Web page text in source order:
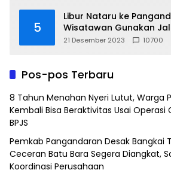
5
Libur Nataru ke
Wisatawan Gunakan
21 Desember 2023 10700
Pos-pos Terbaru
8 Tahun Menahan Nyeri Lutut, Warga
Kembali Bisa Beraktivitas Usai
BPJS
Pemkab Pangandaran Desak Bangkai
Ceceran Batu Bara Segera Diangkat,
Koordinasi Perusahaan